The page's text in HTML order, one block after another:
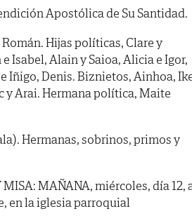
Apostólica de Su Santidad.
Hijas políticas, Clare y
Isabel, Alain y Saioa, Alicia e Igor,
Iñigo, Denis. Biznietos, Ainhoa,
y Arai. Hermana política, Maite
Hermanas, sobrinos, primos y
MISA: MAÑANA, miércoles, día 12,
en la iglesia parroquial